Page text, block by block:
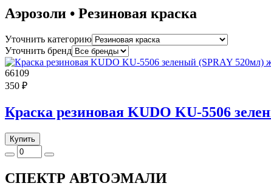
Аэрозоли • Резиновая краска
Уточнить категорию
Уточнить бренд
66109
350 ₽
Краска резиновая KUDO KU-5506
Купить
СПЕКТР АВТОЭМАЛИ